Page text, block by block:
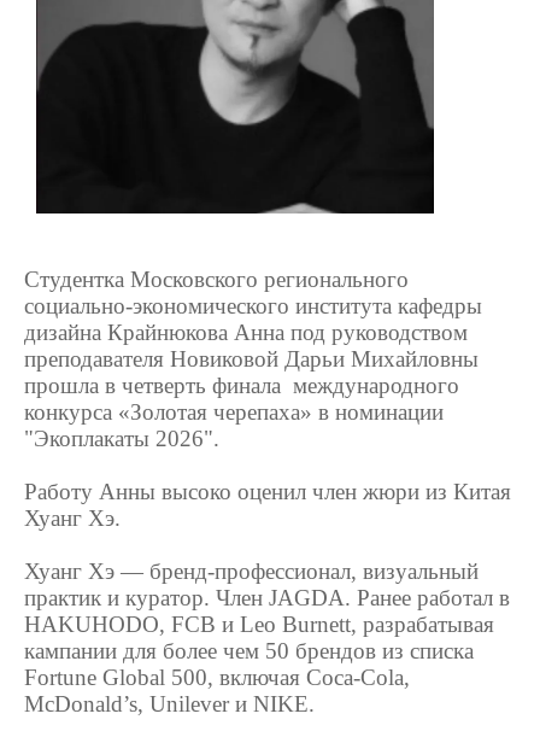
Студентка Московского регионального
социально-экономического института кафедры
дизайна Крайнюкова Анна под руководством
преподавателя Новиковой Дарьи Михайловны
прошла в четверть финала международного
конкурса «Золотая черепаха» в номинации
"Экоплакаты 2026".
Работу Анны высоко оценил член жюри из Китая
Хуанг Хэ.
Хуанг Хэ — бренд‑профессионал, визуальный
практик и куратор. Член JAGDA. Ранее работал в
HAKUHODO, FCB и Leo Burnett, разрабатывая
кампании для более чем 50 брендов из списка
Fortune Global 500, включая Coca‑Cola,
McDonald’s, Unilever и NIKE.